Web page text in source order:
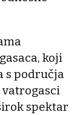
koji
s područja
spektar